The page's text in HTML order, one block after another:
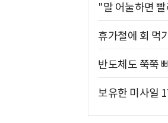
"말 어눌하면
휴가철에 회 먹
반도체도 쭉쭉
보유한 미사일